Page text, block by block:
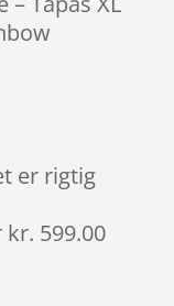
er rigtig
kr. 599.00